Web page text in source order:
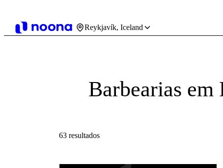
Reykjavík, Iceland
Barbearias
63 resultados